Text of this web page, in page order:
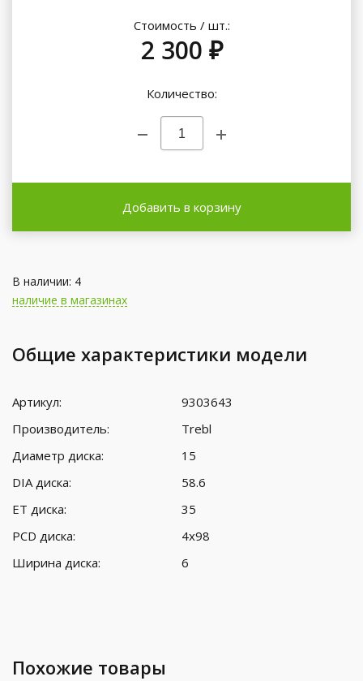
Стоимость / шт.:
2 300 ₽
Количество:
Добавить в корзину
В наличии: 4
наличие в магазинах
Общие характеристики модели
Артикул:
9303643
Производитель:
Trebl
Диаметр диска:
15
DIA диска:
58.6
ET диска:
35
PCD диска:
4x98
Ширина диска:
6
Похожие товары